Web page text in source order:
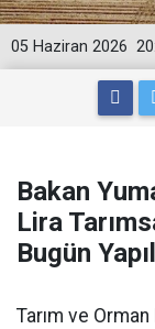
05 Haziran 2026
Bakan
Lira
Bugün
Tarım ve